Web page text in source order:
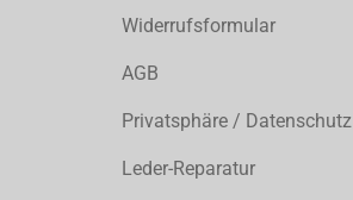
Widerrufsformular
AGB
Privatsphäre / Datenschutz
Leder-Reparatur